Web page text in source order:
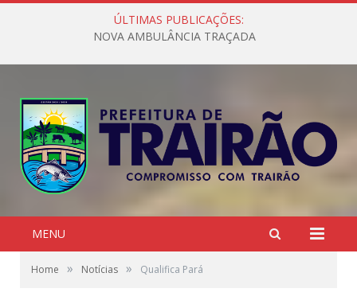
ÚLTIMAS PUBLICAÇÕES:
NOVA AMBULÂNCIA TRAÇADA
MENU
Home » Notícias » Qualifica Pará